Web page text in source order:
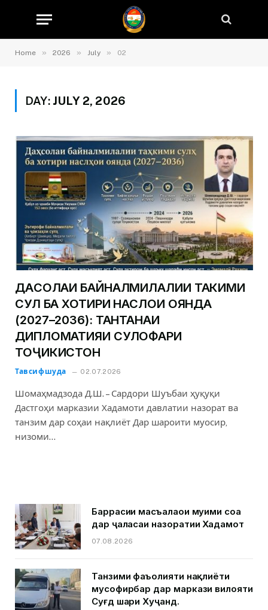
Home » 2026 » July » 02
DAY: JULY 2, 2026
ДАҲСОЛАИ БАЙНАЛМИЛАЛИИ ТАҲКИМИ
СУЛҲ БА ХОТИРИ НАСЛҲОИ ОЯНДА
(2027–2036): ТАНТАНАИ
ДИПЛОМАТИЯИ СУЛҲОФАРИ
ТОҶИКИСТОН
Тавсифшуда 02.07.2026
Шомаҳмадзода Д.Ш. – Сардори Шуъбаи ҳуқуқи
Дастгоҳи марказии Хадамоти давлатии назорат ва
танзим дар соҳаи нақлиёт Дар шароити муосир,
низоми…
Баррасии масъалаҳои муҳими соҳа
дар ҷаласаи назоратии Хадамот
07.08.2026
Танзими фаъолияти нақлиёти
мусофирбар дар маркази вилояти
Суғд шаҳри Хуҷанд.